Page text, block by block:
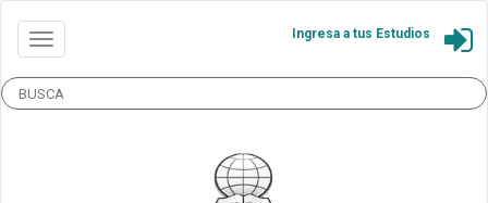
Ingresa a tus Estudios